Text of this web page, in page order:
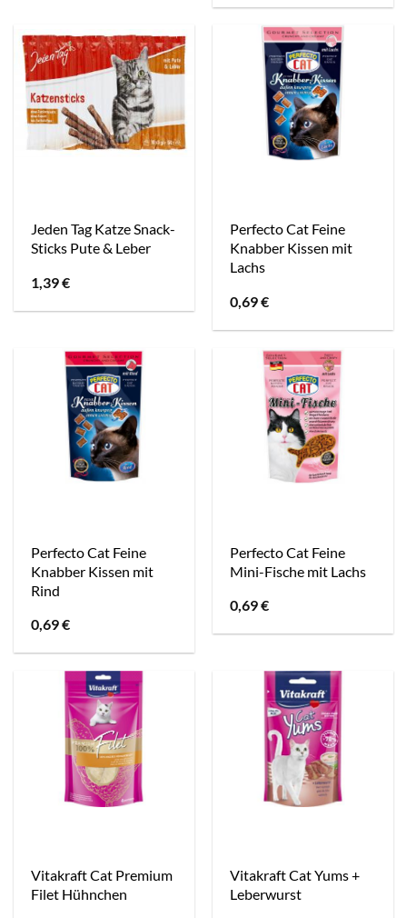
Jeden Tag Katze Snack-
Sticks Pute & Leber
1,39€
Perfecto Cat Feine
Knabber Kissen mit
Lachs
0,69€
Perfecto Cat Feine
Knabber Kissen mit
Rind
0,69€
Perfecto Cat Feine
Mini-Fische mit Lachs
0,69€
Vitakraft Cat Premium
Filet Hühnchen
Vitakraft Cat Yums +
Leberwurst